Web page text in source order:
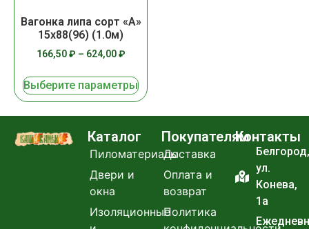
Вагонка липа сорт «А»
15х88(96) (1.0м)
166,50₽ – 624,00₽
Выберите параметры
Каталог
Пиломатериалы
Двери и
окна
Изоляционные
Покупателям
Доставка
Оплата и
возврат
Политика
Контакты
Белгород,
ул.
Конева,
1а